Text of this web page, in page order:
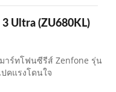
Ultra (ZU680KL)
าร์ทโฟนซีรีส์ Zenfone รุ่น
คแรงโดนใจ